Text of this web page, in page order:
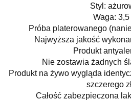
Styl:
Waga: 3,5
Próba platerowanego
Najwyższa jakość
Produkt
Nie zostawia żadnych
Produkt na żywo wygląda
szczerego
Całość zabezpieczona